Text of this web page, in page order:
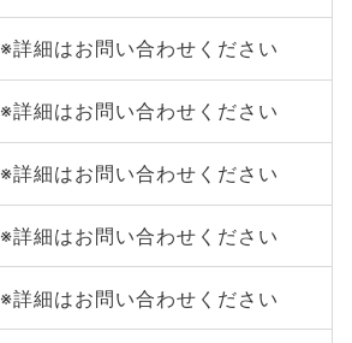
※詳細はお問い合わせください
※詳細はお問い合わせください
※詳細はお問い合わせください
※詳細はお問い合わせください
※詳細はお問い合わせください